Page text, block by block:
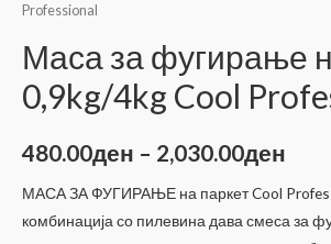
Professional
Маса за фугирање
0,9kg/4kg Cool
480.00ден – 2,030.00ден
МАСА ЗА ФУГИРАЊЕ на паркет Cool
комбинација со пилевина дава смеса за